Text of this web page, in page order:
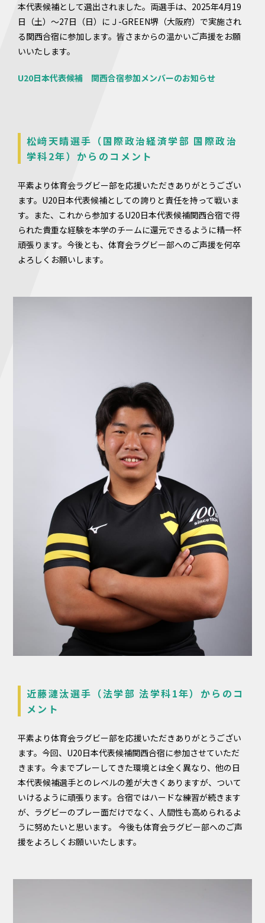
本代表候補として選出されました。両選手は、2025年4月19
日（土）～27日（日）にＪ-GREEN堺（大阪府）で実施され
る関西合宿に参加します。皆さまからの温かいご声援をお願
いいたします。
U20日本代表候補 関西合宿参加メンバーのお知らせ
松﨑天晴選手（国際政治経済学部 国際政治
学科2年）からのコメント
平素より体育会ラグビー部を応援いただきありがとうござい
ます。U20日本代表候補としての誇りと責任を持って戦いま
す。また、これから参加するU20日本代表候補関西合宿で得
られた貴重な経験を本学のチームに還元できるように精一杯
頑張ります。今後とも、体育会ラグビー部へのご声援を何卒
よろしくお願いします。
近藤漣汰選手（法学部 法学科1年）からのコ
メント
平素より体育会ラグビー部を応援いただきありがとうござい
ます。今回、U20日本代表候補関西合宿に参加させていただ
きます。今までプレーしてきた環境とは全く異なり、他の日
本代表候補選手とのレベルの差が大きくありますが、ついて
いけるように頑張ります。合宿ではハードな練習が続きます
が、ラグビーのプレー面だけでなく、人間性も高められるよ
うに努めたいと思います。 今後も体育会ラグビー部へのご声
援をよろしくお願いいたします。